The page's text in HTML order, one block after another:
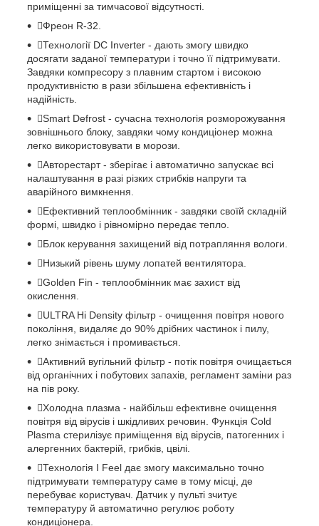
приміщенні за тимчасової відсутності.
Фреон R-32.
Технології DC Inverter - дають змогу швидко
досягати заданої температури і точно її підтримувати.
Завдяки компресору з плавним стартом і високою
продуктивністю в рази збільшена ефективність і
надійність.
Smart Defrost - сучасна технологія розморожування
зовнішнього блоку, завдяки чому кондиціонер можна
легко використовувати в морози.
Авторестарт - зберігає і автоматично запускає всі
налаштування в разі різких стрибків напруги та
аварійного вимкнення.
Ефективний теплообмінник - завдяки своїй складній
формі, швидко і рівномірно передає тепло.
Блок керування захищений від потрапляння вологи.
Низький рівень шуму лопатей вентилятора.
Golden Fin - теплообмінник має захист від
окислення.
ULTRA Hi Density фільтр - очищення повітря нового
покоління, видаляє до 90% дрібних частинок і пилу,
легко знімається і промивається.
Активний вугільний фільтр - потік повітря очищається
від органічних і побутових запахів, регламент заміни раз
на пів року.
Холодна плазма - найбільш ефективне очищення
повітря від вірусів і шкідливих речовин. Функція Cold
Plasma стерилізує приміщення від вірусів, патогенних і
алергенних бактерій, грибків, цвілі.
Технологія I Feel дає змогу максимально точно
підтримувати температуру саме в тому місці, де
перебуває користувач. Датчик у пульті зчитує
температуру й автоматично регулює роботу
кондиціонера.